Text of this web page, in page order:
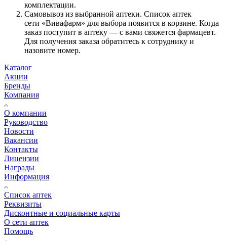
комплектации.
Самовывоз из выбранной аптеки. Список аптек
сети «Вивафарм» для выбора появится в корзине. Когда
заказ поступит в аптеку — с вами свяжется фармацевт.
Для получения заказа обратитесь к сотруднику и
назовите номер.
Каталог
Акции
Бренды
Компания
О компании
Руководство
Новости
Вакансии
Контакты
Лицензии
Награды
Информация
Список аптек
Реквизиты
Дисконтные и социальные карты
О сети аптек
Помощь